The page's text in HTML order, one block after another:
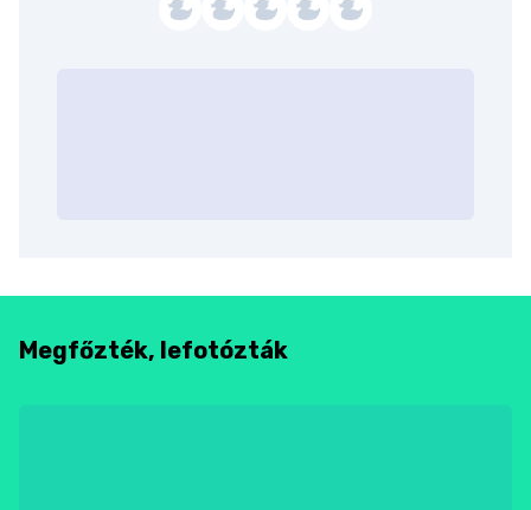
Megfőzték, lefotózták